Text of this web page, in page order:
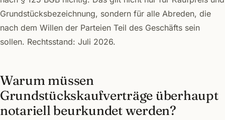
Grundstücksbezeichnung, sondern für alle Abreden, die
nach dem Willen der Parteien Teil des Geschäfts sein
sollen. Rechtsstand: Juli 2026.
Warum müssen
Grundstückskaufverträge überhaupt
notariell beurkundet werden?